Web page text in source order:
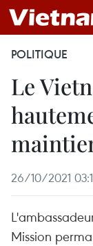
POLITIQUE
Le
26/10/2021
Mission